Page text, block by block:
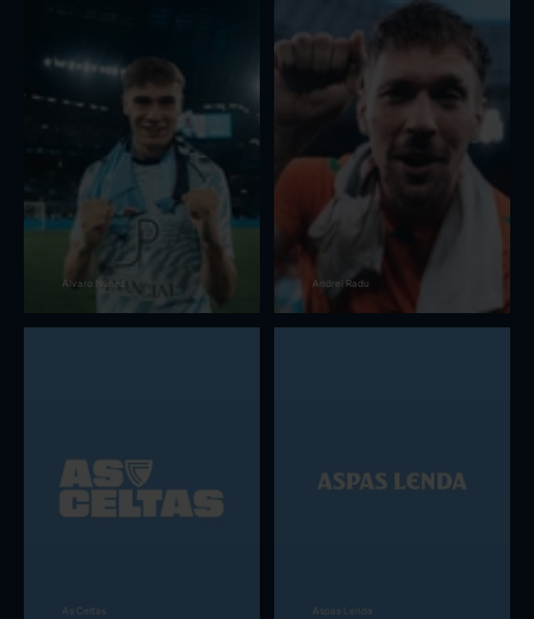
Alvaro Núñez Andrei Radu
As Celtas Aspas Lenda